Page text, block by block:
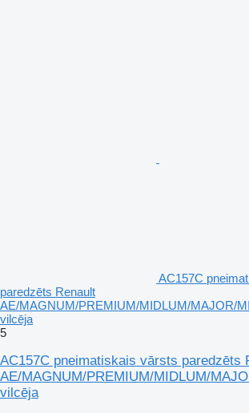
AC157C
paredzēts Renault
AE/MAGNUM/PREMIUM/MIDLUM/MAJOR/
vilcēja
5
AC157C pneimatiskais vārsts paredzēts
AE/MAGNUM/PREMIUM/MIDLUM/
vilcēja